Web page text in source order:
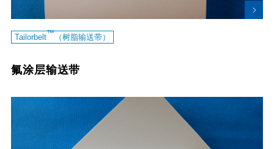
Tailorbelt™ （树脂输送带）
氟涂层输送带